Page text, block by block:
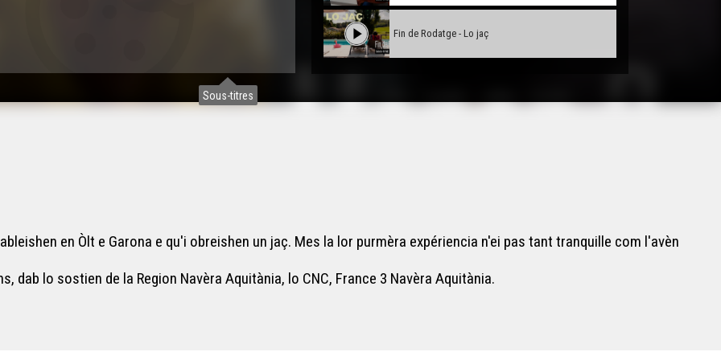
Sous-titres
Fin de Rodatge - Lo jaç
en Òlt e Garona e qu'i obreishen un jaç. Mes la lor purmèra expériencia n'ei pas tant tranquille com l'avèn
dab lo sostien de la Region Navèra Aquitània, lo CNC, France 3 Navèra Aquitània.